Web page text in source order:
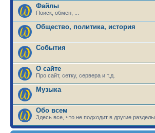
Файлы
Поиск, обмен, ...
Общество, политика, история
События
О сайте
Про сайт, сетку, сервера и т.д.
Музыка
Обо всем
Здесь все, что не подходит в другие разделы